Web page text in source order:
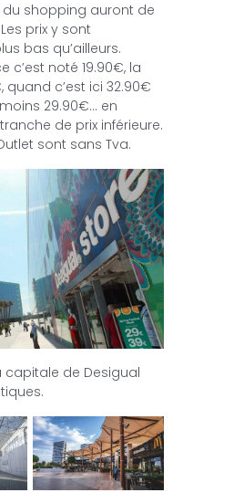
shopping auront de
prix y sont
bas qu’ailleurs.
c’est noté 19.90€, la
quand c’est ici 32.90€
29.90€… en
de prix inférieure.
sont sans Tva.
capitale de Desigual